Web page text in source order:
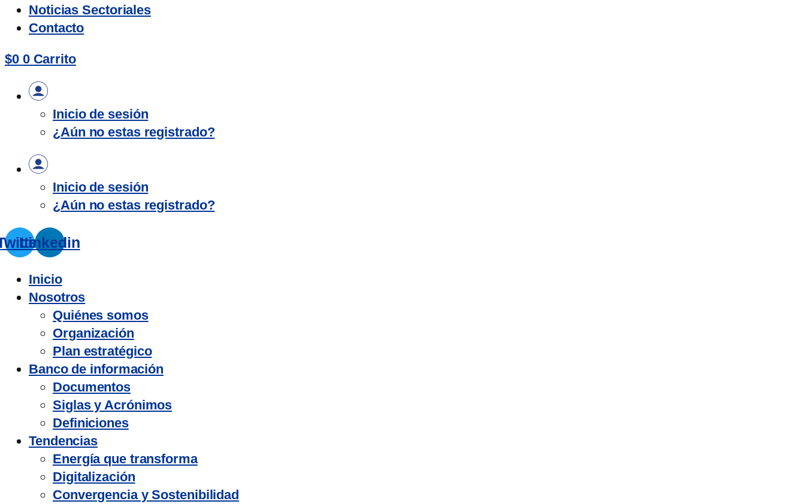
Noticias Sectoriales
Contacto
$0 0 Carrito
Inicio de sesión
¿Aún no estas registrado?
Inicio de sesión
¿Aún no estas registrado?
Linkedin
Inicio
Nosotros
Quiénes somos
Organización
Plan estratégico
Banco de información
Documentos
Siglas y Acrónimos
Definiciones
Tendencias
Energía que transforma
Digitalización
Convergencia y Sostenibilidad